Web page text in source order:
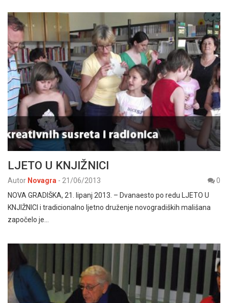
LJETO U KNJIŽNICI
Autor Novagra - 21/06/2013
0
NOVA GRADIŠKA, 21. lipanj 2013. – Dvanaesto po redu LJETO U
KNJIŽNICI i tradicionalno ljetno druženje novogradiških mališana
započelo je…